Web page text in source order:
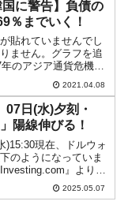
国に警告】負債の
％までいく！
貼れていませんでし
ません。グラフを追
のアジア通貨危機以
』（International
：国際通貨基金）を
と呼びます。...
2021.04.08
07日(水)夕刻・
陽線伸びる！
)15:30現在、ドルウォ
のようになっていま
』より引
した。現在のところ
ン」近辺の攻防とな
2025.05.07